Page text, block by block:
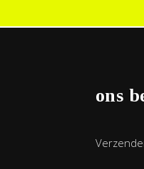
ons